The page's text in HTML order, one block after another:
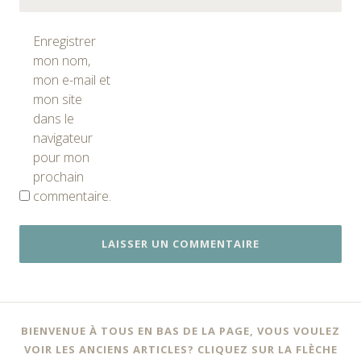
Enregistrer
mon nom,
mon e-mail et
mon site
dans le
navigateur
pour mon
prochain
commentaire.
BIENVENUE À TOUS EN BAS DE LA PAGE, VOUS VOULEZ
VOIR LES ANCIENS ARTICLES? CLIQUEZ SUR LA FLÈCHE